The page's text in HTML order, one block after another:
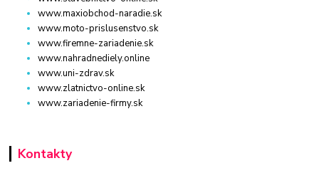
www.maxiobchod-naradie.sk
www.moto-prislusenstvo.sk
www.firemne-zariadenie.sk
www.nahradnediely.online
www.uni-zdrav.sk
www.zlatnictvo-online.sk
www.zariadenie-firmy.sk
Kontakty